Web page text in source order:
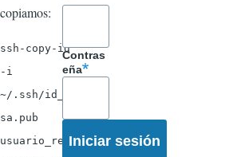
copiamos:
ssh-copy-id
-i
~/.ssh/id_r
sa.pub
usuario_rem
Contras
eña